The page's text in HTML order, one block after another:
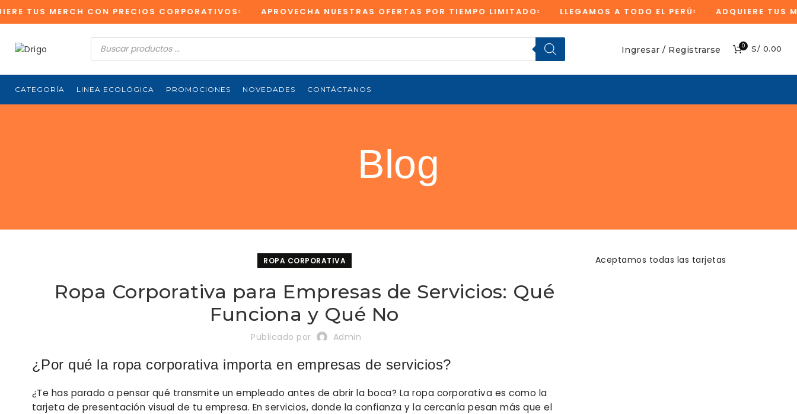
TUS MERCH CON PRECIOS CORPORATIVOS APROVECHA NUESTRAS OFERTAS POR TIEMPO LIMITADO LLEGAMOS A TODO EL PERÚ ADQUIERE TUS
Búsqueda
de
productos
Ingresar / Registrarse 0 S/ 0.00
CATEGORÍA LINEA ECOLÓGICA PROMOCIONES NOVEDADES CONTÁCTANOS
Blog
ROPA CORPORATIVA
Ropa Corporativa para Empresas de Servicios: Qué
Funciona y Qué No
Publicado por Admin
¿Por qué la ropa corporativa importa en empresas de servicios?
¿Te has parado a pensar qué transmite un empleado antes de abrir la boca? La ropa corporativa es como la
tarjeta de presentación visual de tu empresa. En servicios, donde la confianza y la cercanía pesan más que el
Aceptamos todas las tarjetas